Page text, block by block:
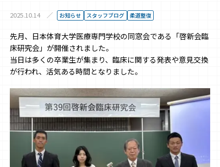
2025.10.14 お知らせ スタッフブログ 柔道整復
先月、日本体育大学医療専門学校の同窓会である「啓新会臨
床研究会」が開催されました。
当日は多くの卒業生が集まり、臨床に関する発表や意見交換
が行われ、活気ある時間となりました。